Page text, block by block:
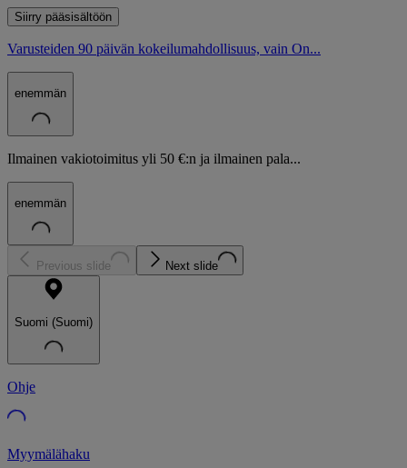
Siirry pääsisältöön
Varusteiden 90 päivän kokeilumahdollisuus, vain On...
enemmän
Ilmainen vakiotoimitus yli 50 €:n ja ilmainen pala...
enemmän
Previous slide Next slide
Suomi (Suomi)
Ohje
Myymälähaku